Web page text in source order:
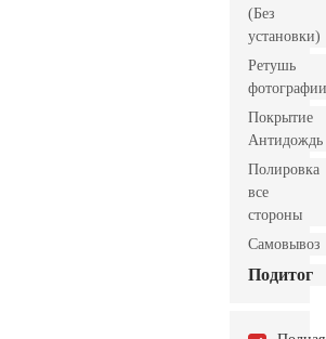
(Без
установки)
Ретушь
фотографии
Покрытие
Антидождь
Полировка
все
стороны
Самовывоз
Подитог